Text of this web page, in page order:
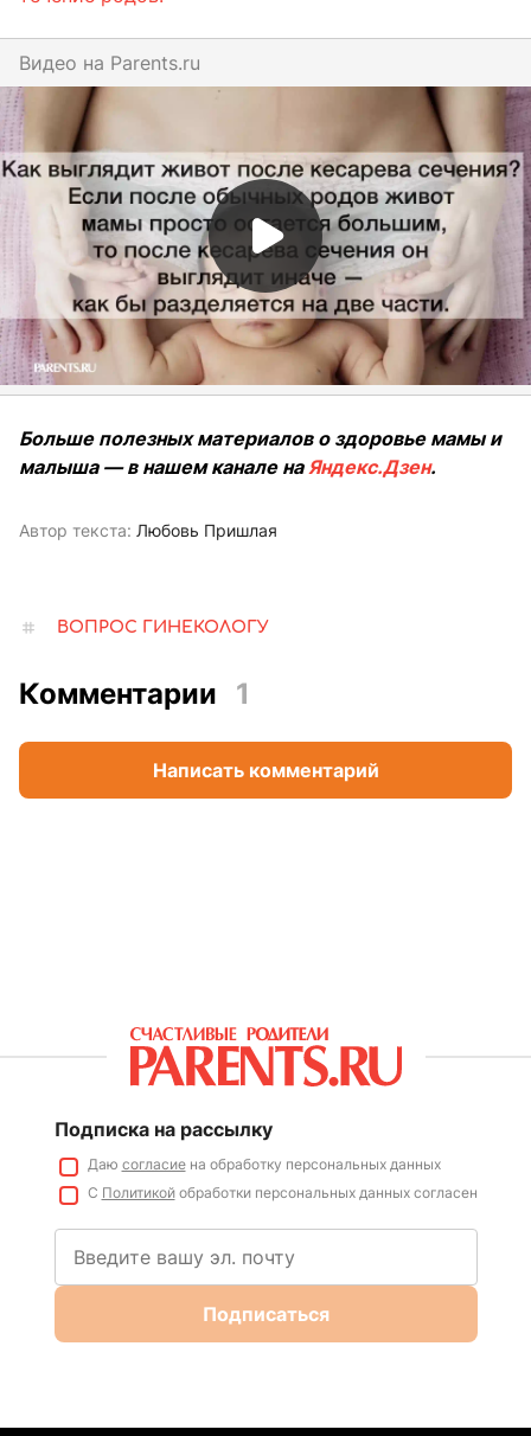
Видео на parents.ru
Больше полезных материалов о здоровье мамы и
малыша — в нашем канале наЯндекс.Дзен.
Автор текста: Любовь Пришлая
ВОПРОС ГИНЕКОЛОГУ
Комментарии 1
Написать комментарий
Подписка на рассылку
Даю согласиена обработку персональных данных
С Политикойобработки персональных данных согласен
Подписаться